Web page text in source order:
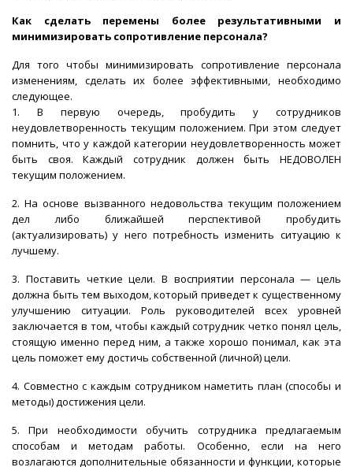
Как сделать перемены более результативными и
минимизировать сопротивление персонала?
Для того чтобы минимизировать сопротивление персонала
изменениям, сделать их более эффективными, необходимо
следующее.
1. В первую очередь, пробудить у сотрудников
неудовлетворенность текущим положением. При этом следует
помнить, что у каждой категории неудовлетворенность может
быть своя. Каждый сотрудник должен быть НЕДОВОЛЕН
текущим положением.
2. На основе вызванного недовольства текущим положением
дел либо ближайшей перспективой пробудить
(актуализировать) у него потребность изменить ситуацию к
лучшему.
3. Поставить четкие цели. В восприятии персонала — цель
должна быть тем выходом, который приведет к существенному
улучшению ситуации. Роль руководителей всех уровней
заключается в том, чтобы каждый сотрудник четко понял цель,
стоящую именно перед ним, а также хорошо понимал, как эта
цель поможет ему достичь собственной (личной) цели.
4. Совместно с каждым сотрудником наметить план (способы и
методы) достижения цели.
5. При необходимости обучить сотрудника предлагаемым
способам и методам работы. Особенно, если на него
возлагаются дополнительные обязанности и функции, которые